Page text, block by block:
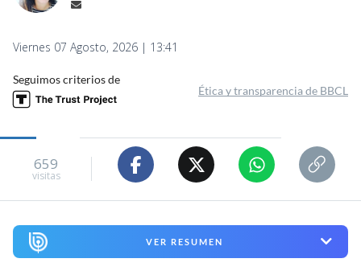
Viernes 07 Agosto, 2026 | 13:41
Seguimos criterios de
Ética y transparencia de BBCL
659
visitas
VER RESUMEN